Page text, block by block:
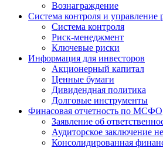
Вознаграждение
Система контроля и управление
Система контроля
Риск-менеджмент
Ключевые риски
Информация для инвесторов
Акционерный капитал
Ценные бумаги
Дивидендная политика
Долговые инструменты
Финасовая отчетность по МСФО
Заявление об
Аудиторское заключение
Консолидированная